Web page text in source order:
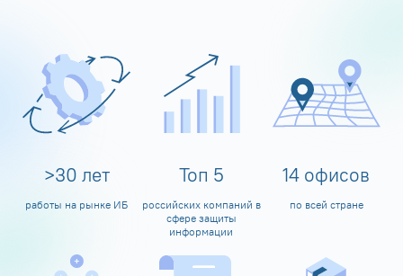
>30 лет
работы на рынке ИБ
Топ 5
российских компаний в
сфере защиты
информации
14 офисов
по всей стране